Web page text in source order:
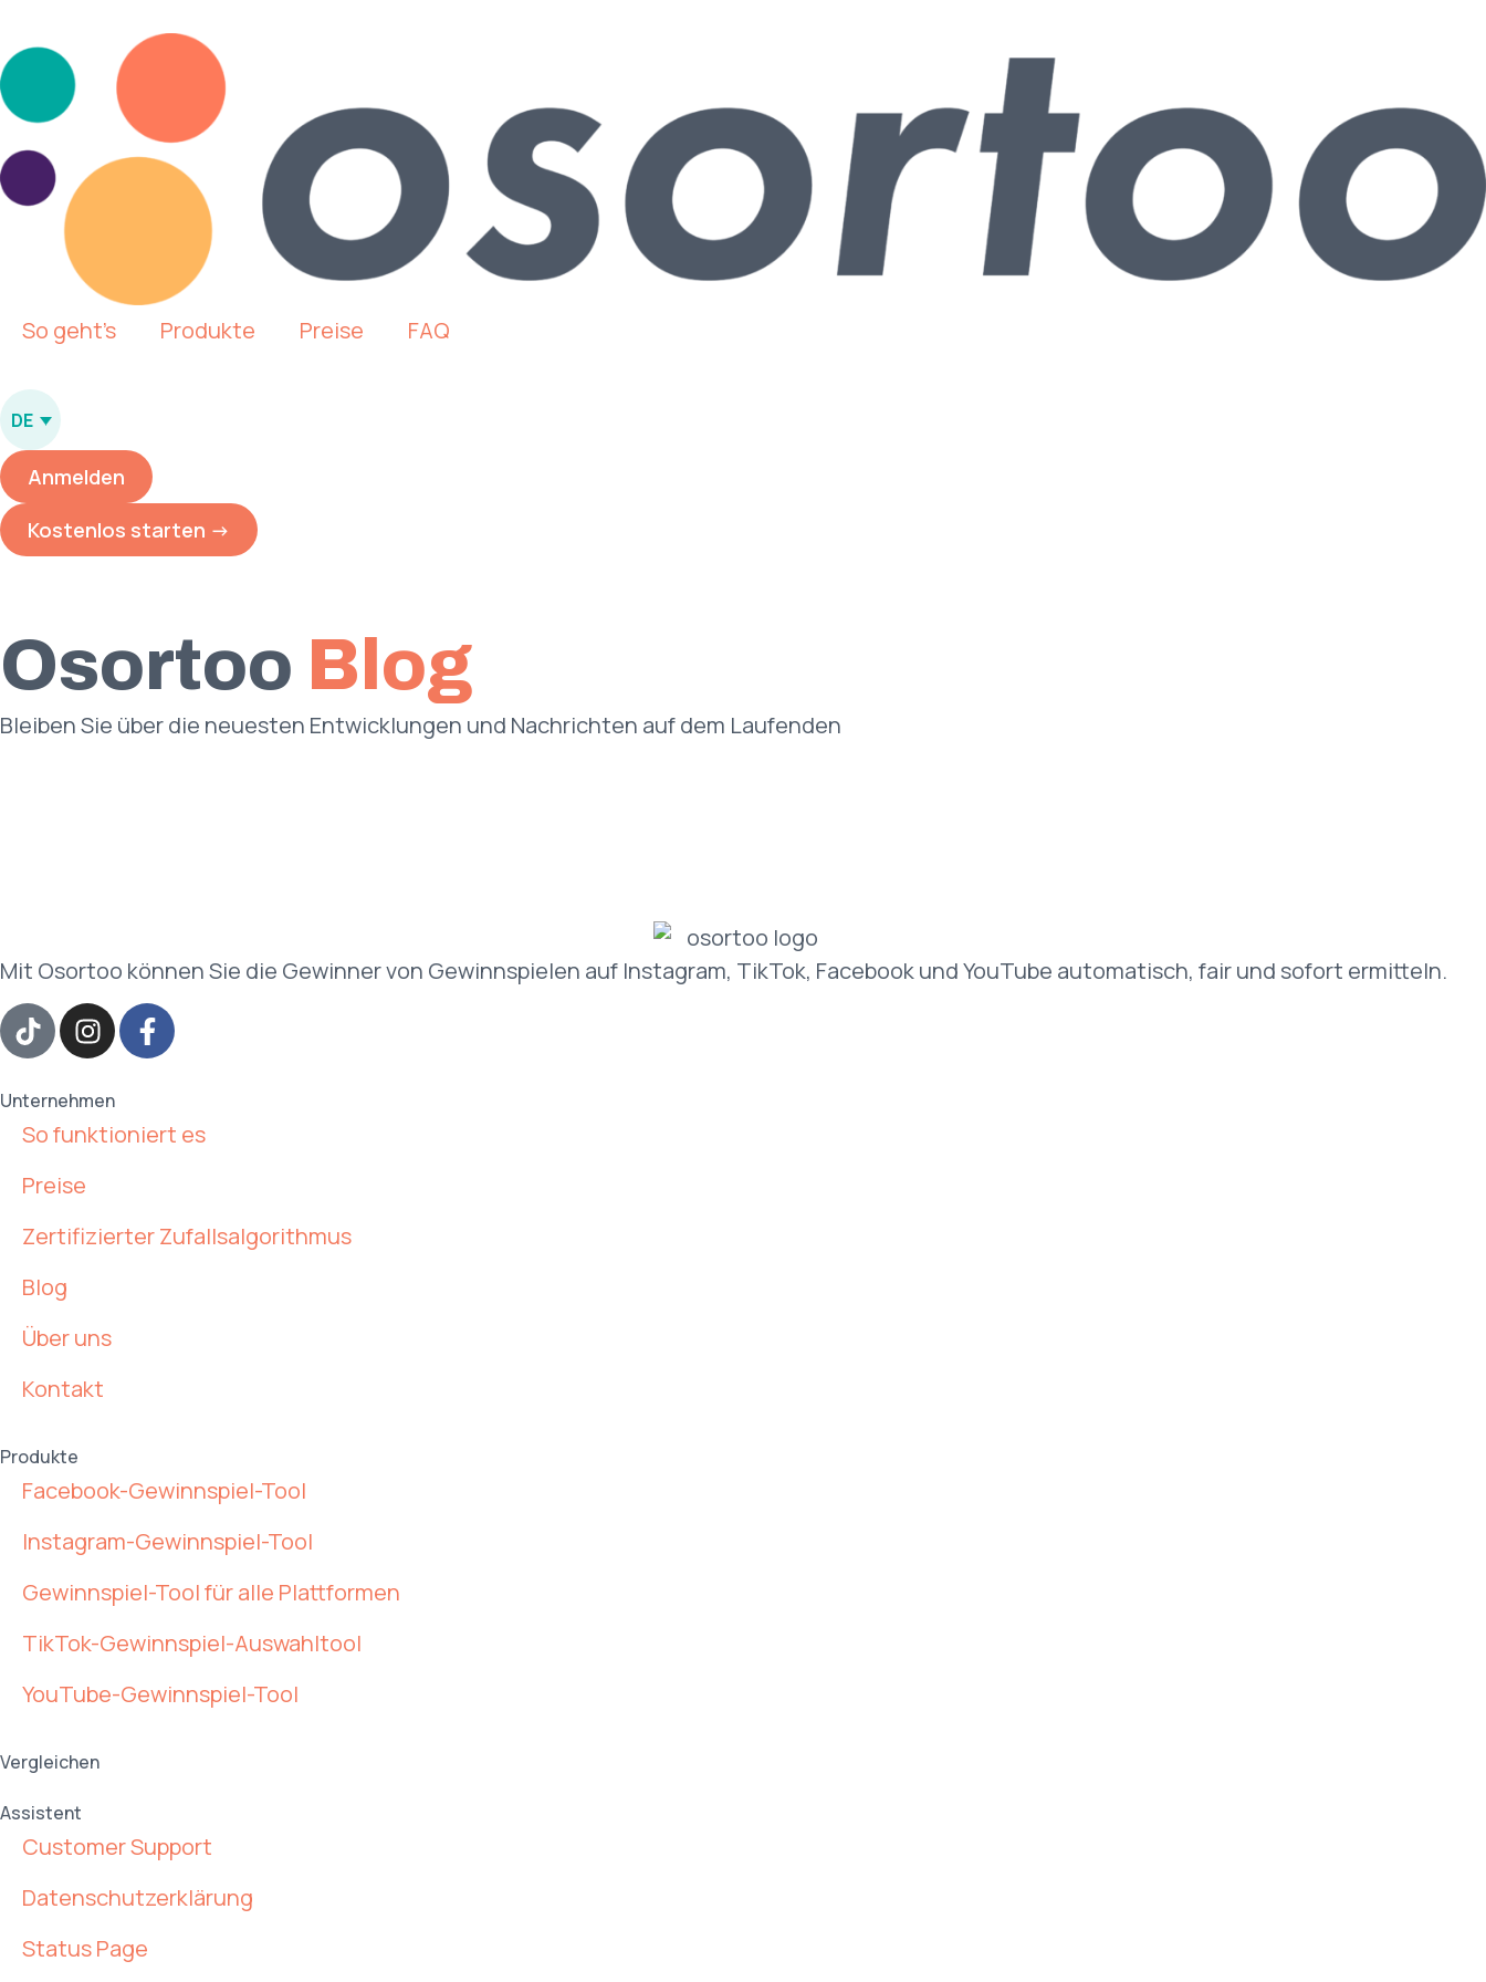
So geht’s Produkte Preise FAQ
DE
Anmelden
Kostenlos starten ->
Osortoo Blog
Bleiben Sie über die neuesten Entwicklungen und Nachrichten auf dem Laufenden
Mit Osortoo können Sie die Gewinner von Gewinnspielen auf Instagram, TikTok, Facebook und YouTube automatisch, fair und sofort ermitteln.
Unternehmen
So funktioniert es
Preise
Zertifizierter Zufallsalgorithmus
Blog
Über uns
Kontakt
Produkte
Facebook-Gewinnspiel-Tool
Instagram-Gewinnspiel-Tool
Gewinnspiel-Tool für alle Plattformen
TikTok-Gewinnspiel-Auswahltool
YouTube-Gewinnspiel-Tool
Vergleichen
Assistent
Customer Support
Datenschutzerklärung
Status Page